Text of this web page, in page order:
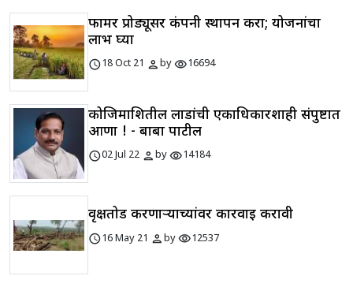
फार्मर प्रोड्यूसर कंपनी स्थापन करा; योजनांचा
लाभ घ्या
schedule18 Oct 21 personbyvisibility16694
कोजिमाशितील लाडांची एकाधिकारशाही संपुष्टात
आणा ! - बाबा पाटील
schedule02 Jul 22 personbyvisibility14184
वृक्षतोड करणाऱ्याच्यांवर कारवाई करावी
schedule16 May 21 personbyvisibility12537